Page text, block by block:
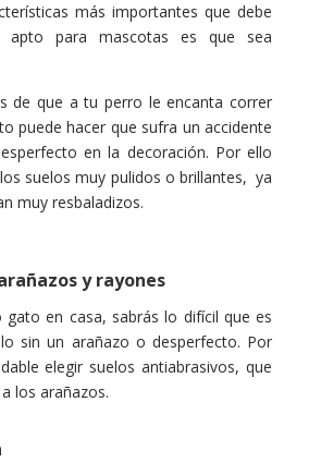
más importantes que debe
apto para mascotas es que sea
de que a tu perro le encanta correr
puede hacer que sufra un accidente
en la decoración. Por ello
suelos muy pulidos o brillantes, ya
muy resbaladizos.
y rayones
gato en casa, sabrás lo difícil que es
sin un arañazo o desperfecto. Por
elegir suelos antiabrasivos, que
los arañazos.